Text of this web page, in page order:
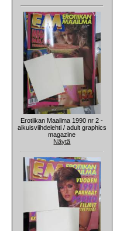
Erotiikan Maailma 1990 nr 2 -
aikuisviihdelehti / adult graphics
magazine
Näytä